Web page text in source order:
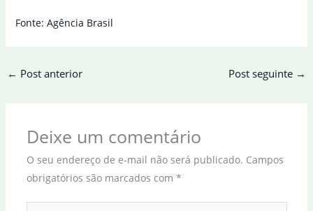
Fonte: Agência Brasil
← Post anterior Post seguinte →
Deixe um comentário
O seu endereço de e-mail não será publicado. Campos
obrigatórios são marcados com *